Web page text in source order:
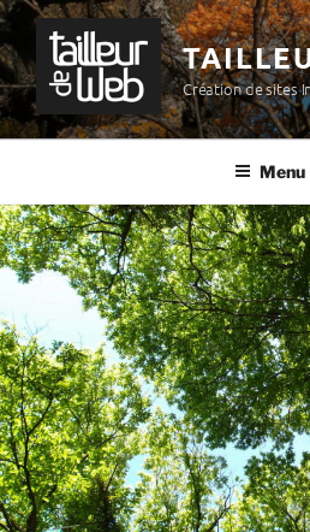
Aller
au
contenu
principal
Création de sites
Menu